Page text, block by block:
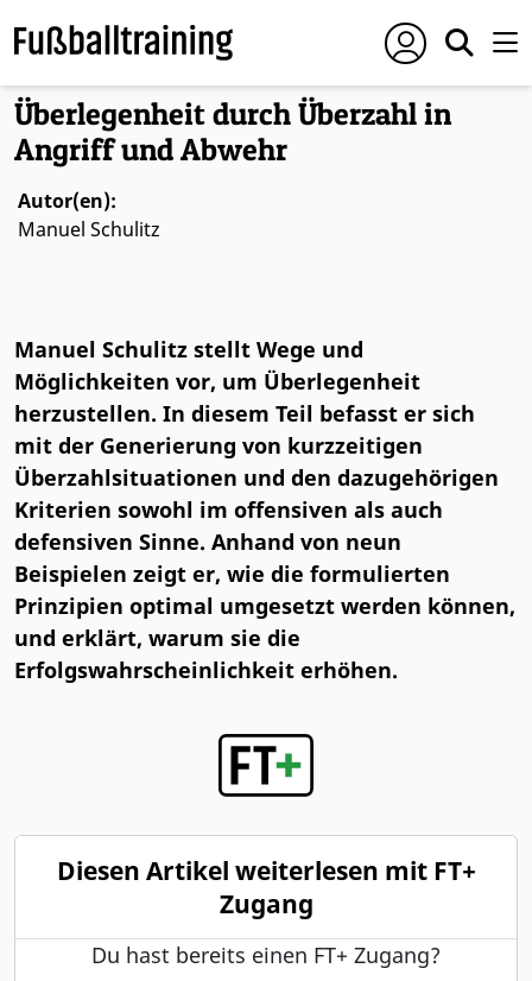
Foto: © IMAGO / Jan Huebner
Überlegenheit durch Überzahl in
Angriff und Abwehr
Autor(en):
Manuel Schulitz
Manuel Schulitz stellt Wege und
Möglichkeiten vor, um Überlegenheit
herzustellen. In diesem Teil befasst er sich
mit der Generierung von kurzzeitigen
Überzahlsituationen und den dazugehörigen
Kriterien sowohl im offensiven als auch
defensiven Sinne. Anhand von neun
Beispielen zeigt er, wie die formulierten
Prinzipien optimal umgesetzt werden können,
und erklärt, warum sie die
Erfolgswahrscheinlichkeit erhöhen.
Diesen Artikel weiterlesen mit FT+
Zugang
Du hast bereits einen FT+ Zugang?